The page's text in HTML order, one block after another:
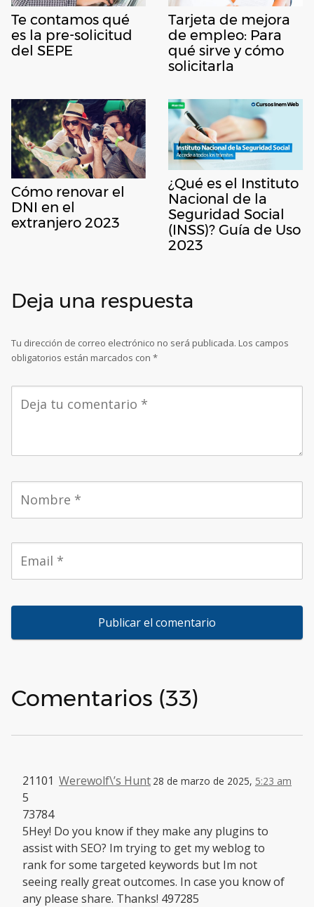
Te contamos qué
es la pre-solicitud
del SEPE
Tarjeta de mejora
de empleo: Para
qué sirve y cómo
solicitarla
Cómo renovar el
DNI en el
extranjero 2023
¿Qué es el Instituto
Nacional de la
Seguridad Social
(INSS)? Guía de Uso
2023
Deja una respuesta
Tu dirección de correo electrónico no será publicada. Los campos
obligatorios están marcados con *
Comentarios (33)
Werewolf\’s Hunt 28 de marzo de 2025, 5:23 am
21101
5
73784
5Hey! Do you know if they make any plugins to
assist with SEO? Im trying to get my weblog to
rank for some targeted keywords but Im not
seeing really great outcomes. In case you know of
any please share. Thanks! 497285